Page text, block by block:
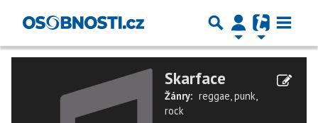
Skarface
Žánry: reggae,punk,
rock